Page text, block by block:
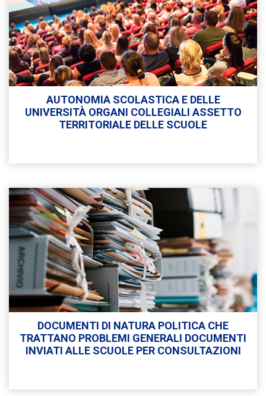
AUTONOMIA SCOLASTICA E DELLE
UNIVERSITÀ ORGANI COLLEGIALI ASSETTO
TERRITORIALE DELLE SCUOLE
DOCUMENTI DI NATURA POLITICA CHE
TRATTANO PROBLEMI GENERALI DOCUMENTI
INVIATI ALLE SCUOLE PER CONSULTAZIONI